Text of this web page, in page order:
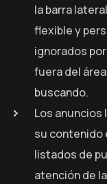
la barra
flexible y
ignorados
fuera del
buscando.
Los anuncios
su contenido
listados de
atención de